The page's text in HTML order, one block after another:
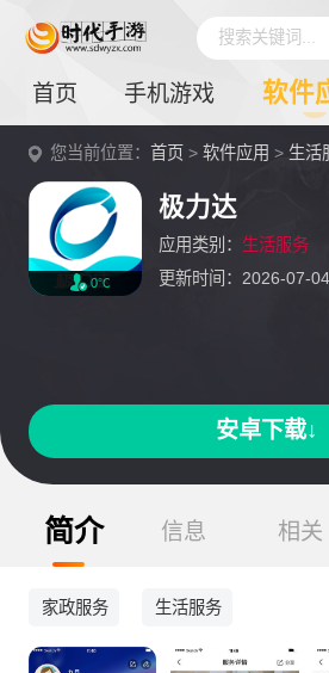
搜索关键词...
首页 手机游戏 软件
您当前位置：首页 >软件应用 > 生活
0℃
极力达
应用类别： 生活服务
更新时间：2026-07-04
安卓下载↓
简介 信息 相关
家政服务 生活服务